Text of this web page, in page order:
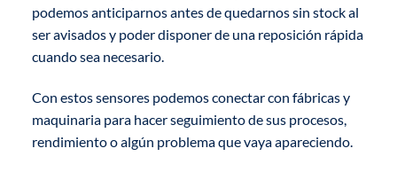
podemos anticiparnos antes de quedarnos sin stock al
ser avisados y poder disponer de una reposición rápida
cuando sea necesario.
Con estos sensores podemos conectar con fábricas y
maquinaria para hacer seguimiento de sus procesos,
rendimiento o algún problema que vaya apareciendo.